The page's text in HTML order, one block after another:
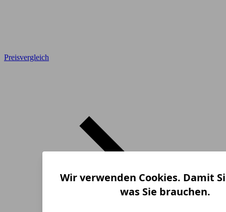
Preisvergleich
Wir verwenden Cookies. Damit
was Sie brauchen.